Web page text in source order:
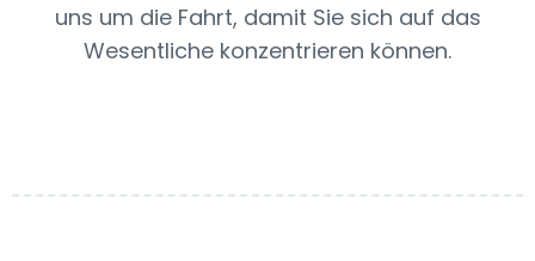
uns um die Fahrt, damit Sie sich auf das
Wesentliche konzentrieren können.